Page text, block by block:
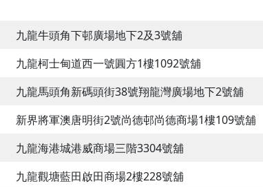
九龍牛頭角下邨廣場地下2及3號舖
九龍柯士甸道西一號圓方1樓1092號舖
九龍馬頭角新碼頭街38號翔龍灣廣場地下2號舖
新界將軍澳唐明街2號尚德邨尚德商場1樓109號舖
九龍海港城港威商場三階3304號舖
九龍觀塘藍田啟田商場2樓228號舖